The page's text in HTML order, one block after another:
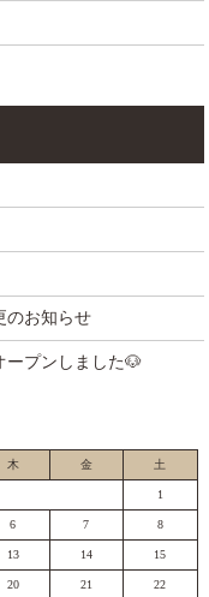
のお知らせ
プンしました🐶
木 金 土
1
6 7 8
13 14 15
20 21 22